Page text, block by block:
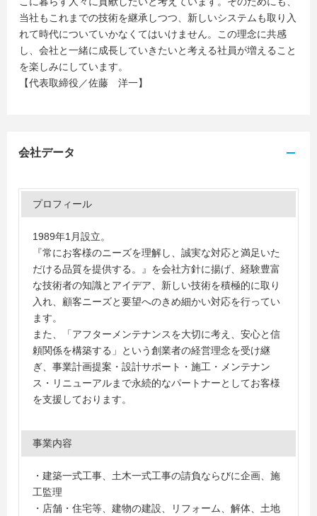
当社もこれまでの技術を継承しつつ、新しいシステムも取り入
れて時代についていかなくてはいけません。この理念に共感
し、会社と一緒に成長していきたいと考える社員が増えること
を楽しみにしています。
【代表取締役／佐藤 洋一】
会社データ
プロフィール
1989年1月設立。
『常にお客様のニーズを理解し、誠実な対応と満足いた
だける品質を提供する。』を会社方針に揚げ、経験豊富
な技術者の知識とアイデア、新しい技術を積極的に取り
入れ、顧客ニーズと要望へのきめ細かい対応を行ってい
ます。
また、「アフターメンテナンスを大切に考え、安心と信
頼関係を構築する」という創業者の経営理念を受け継
ぎ、事業計画提案・設計サポート・施工・メンテナン
ス・リニューアルまで永続的なパートナーとしてお客様
を支援しております。
事業内容
・建築一式工事、土木一式工事の請負ならびに企画、施
工監理
・店舗・住宅等、建物の建設、リフォーム、解体、土地